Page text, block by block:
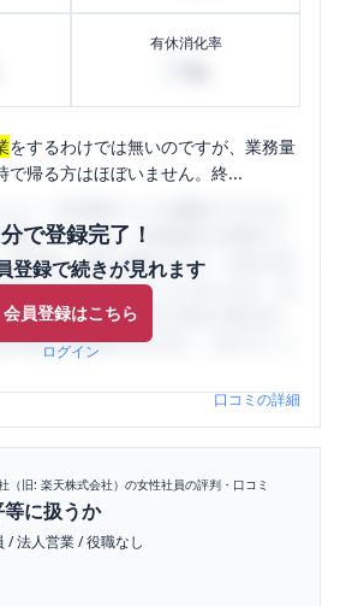
有休消化率
をするわけでは無いのですが、業務量
で帰る方はほぼいません。終...
で登録完了！
登録で続きが見れます
会員登録はこちら
ログイン
シーハブ)は、女性限定の企業口コ
給与面・女性の働きやすさ・会社の評
気にすべき点がたくさんあります。先
コミを通して、本当の会社の姿を知
の悩みを解消するために、ぜひサイト
口コミの詳細
（旧: 楽天株式会社） の女性社員の評判・口コミ
に扱うか
/法人営業/役職なし